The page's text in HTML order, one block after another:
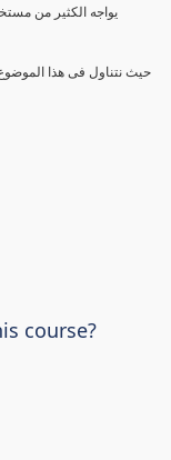
يواجه الكثير من
حيث نتناول فى هذا الموضوع
course?